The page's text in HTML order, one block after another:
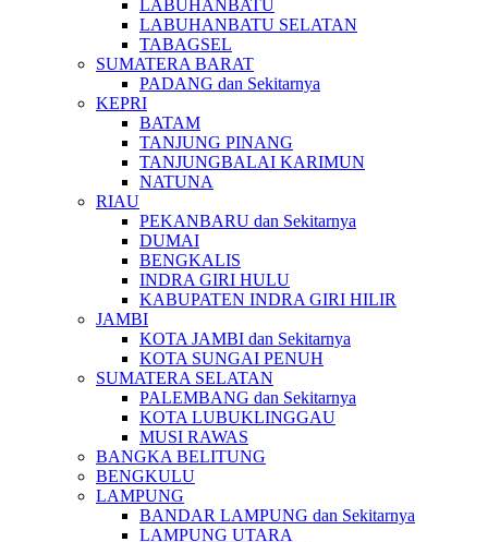
LABUHANBATU
LABUHANBATU SELATAN
TABAGSEL
SUMATERA BARAT
PADANG dan Sekitarnya
KEPRI
BATAM
TANJUNG PINANG
TANJUNGBALAI KARIMUN
NATUNA
RIAU
PEKANBARU dan Sekitarnya
DUMAI
BENGKALIS
INDRA GIRI HULU
KABUPATEN INDRA GIRI HILIR
JAMBI
KOTA JAMBI dan Sekitarnya
KOTA SUNGAI PENUH
SUMATERA SELATAN
PALEMBANG dan Sekitarnya
KOTA LUBUKLINGGAU
MUSI RAWAS
BANGKA BELITUNG
BENGKULU
LAMPUNG
BANDAR LAMPUNG dan Sekitarnya
LAMPUNG UTARA